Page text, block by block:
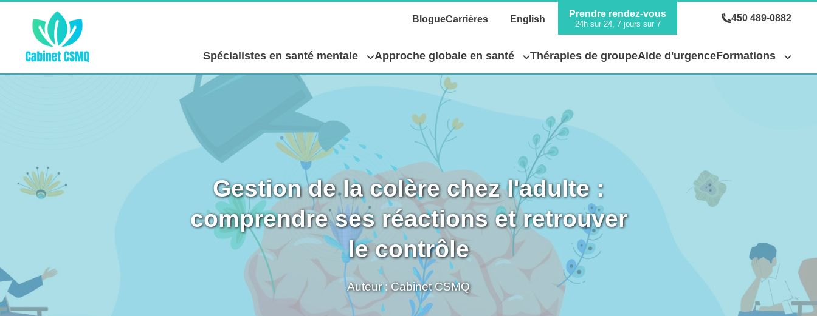
Prendre rendez-vous
24h sur 24, 7 jours sur 7
BlogueCarrières English 450 489-0882
Spécialistes en santé mentale Approche globale en santé Thérapies de groupeAide d'urgenceFormations
Gestion de la colère chez l'adulte :
comprendre ses réactions et retrouver
le contrôle
Auteur : Cabinet CSMQ